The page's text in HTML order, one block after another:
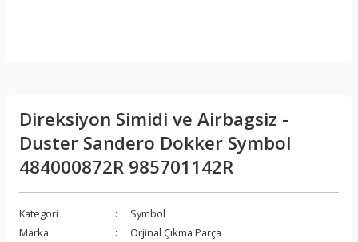
Direksiyon Simidi ve Airbagsiz -
Duster Sandero Dokker Symbol
484000872R 985701142R
Kategori
Symbol
Marka
Orjinal Çıkma Parça